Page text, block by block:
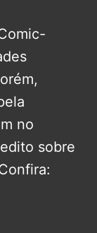
no
sobre